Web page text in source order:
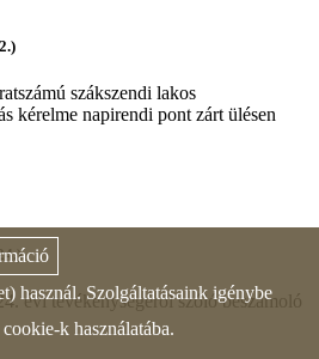
szákszendi lakos
kérelme napirendi pont zárt ülésen
évi tevékenységéről szóló beszámoló
használ. Szolgáltatásaink igénybe
k használatába.